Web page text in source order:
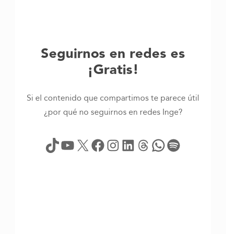
Seguirnos en redes es
¡Gratis!
Si el contenido que compartimos te parece útil
¿por qué no seguirnos en redes Inge?
TikTok
YouTube
X Facebook
Instagram
LinkedIn
Threads
WhatsApp
Spotify